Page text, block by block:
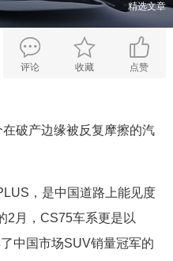
精选文章
评论 收藏 点赞
破产边缘被反复摩擦的汽
，是中国道路上能见度
2月，CS75车系更是以
中国市场SUV销量冠军的